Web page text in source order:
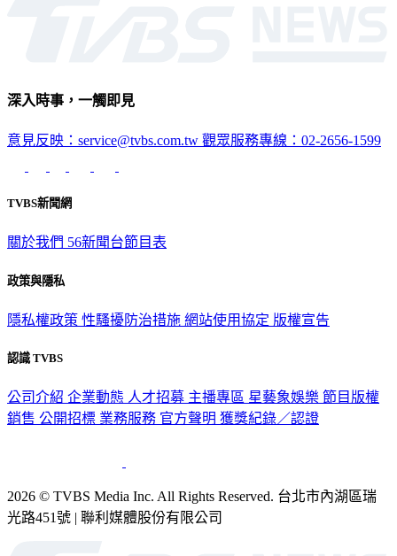
深入時事，一觸即見
意見反映：service@tvbs.com.tw 觀眾服務專線：02-2656-1599
TVBS新聞網
關於我們 56新聞台節目表
政策與隱私
隱私權政策 性騷擾防治措施 網站使用協定 版權宣告
認識 TVBS
公司介紹 企業動態 人才招募 主播專區 星藝象娛樂 節目版權
銷售 公開招標 業務服務 官方聲明 獲獎紀錄／認證
2026 © TVBS Media Inc. All Rights Reserved. 台北市內湖區瑞
光路451號 | 聯利媒體股份有限公司